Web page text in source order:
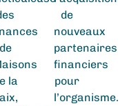
de
la
de
nouveaux
partenaires
financiers
pour
l’organisme.